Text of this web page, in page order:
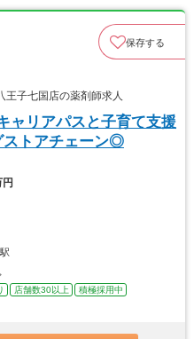
保存する
子七国店の薬剤師求人
ャリアパスと子育て支援
ストアチェーン◎
店舗数30以上
積極採用中